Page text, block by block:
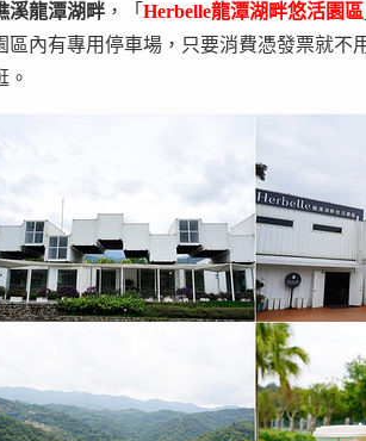
溪龍潭湖畔 ，「 Herbelle龍潭湖畔悠活園區
內有專用停車場，只要消費憑發票就不
。